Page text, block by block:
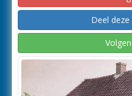
Deel